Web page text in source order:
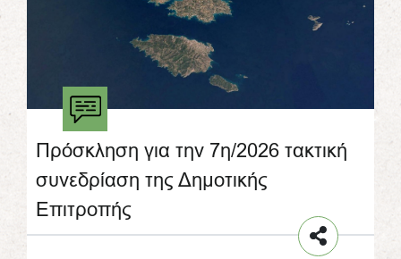
Πρόσκληση για την 7η/2026 τακτική
συνεδρίαση της Δημοτικής
Επιτροπής